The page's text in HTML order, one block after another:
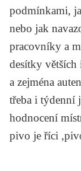
podmínkami,
nebo jak
pracovníky a
desítky
a zejména
třeba i týdenní
hodnocení
pivo je říci